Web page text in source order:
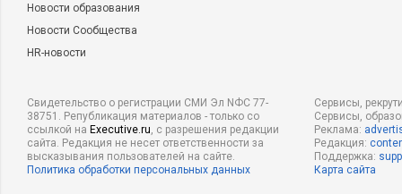
Новости образования
Новости Сообщества
HR-новости
Свидетельство о регистрации СМИ Эл NФС 77-
38751. Републикация материалов - только со
ссылкой на Executive.ru, с разрешения редакции
сайта. Редакция не несет ответственности за
высказывания пользователей на сайте.
Политика обработки персональных данных
Сервисы,
Сервисы,
Реклама:
Редакция:
Поддержка:
Карта сайта